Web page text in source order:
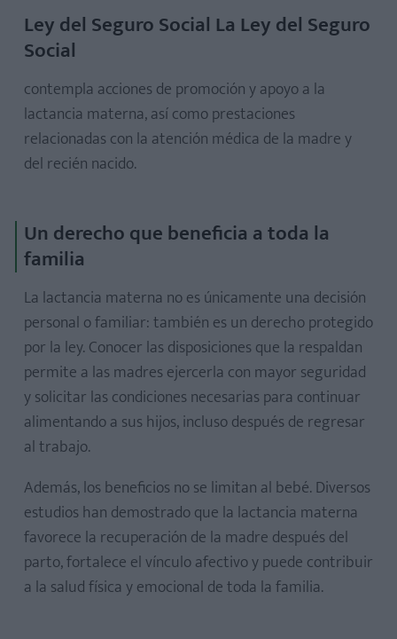
Ley del Seguro Social La Ley del Seguro
Social
contempla acciones de promoción y apoyo a la
lactancia materna, así como prestaciones
relacionadas con la atención médica de la madre y
del recién nacido.
Un derecho que beneficia a toda la
familia
La lactancia materna no es únicamente una decisión
personal o familiar: también es un derecho protegido
por la ley. Conocer las disposiciones que la respaldan
permite a las madres ejercerla con mayor seguridad
y solicitar las condiciones necesarias para continuar
alimentando a sus hijos, incluso después de regresar
al trabajo.
Además, los beneficios no se limitan al bebé. Diversos
estudios han demostrado que la lactancia materna
favorece la recuperación de la madre después del
parto, fortalece el vínculo afectivo y puede contribuir
a la salud física y emocional de toda la familia.